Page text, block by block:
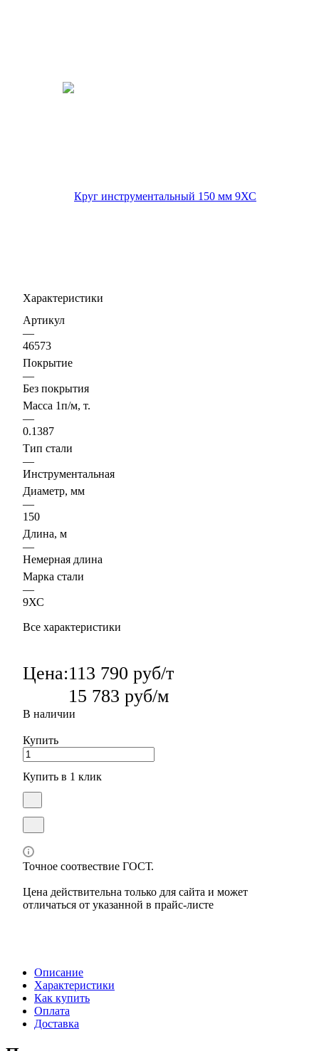
Характеристики
Артикул
—
46573
Покрытие
—
Без покрытия
Масса 1п/м, т.
—
0.1387
Тип стали
—
Инструментальная
Диаметр, мм
—
150
Длина, м
—
Немерная длина
Марка стали
—
9ХС
Все характеристики
Цена:113 790 руб/т
15 783 руб/м
В наличии
Купить
Купить в 1 клик
Точное соотвествие ГОСТ.
Цена действительна только для сайта и может
отличаться от указанной в прайс-листе
Описание
Характеристики
Как купить
Оплата
Доставка